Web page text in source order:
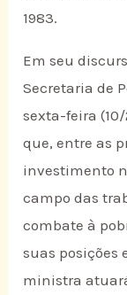
1983.
Em seu
Secretaria de
sexta-feira
que, entre as
investimento
campo das
combate à
suas posições
ministra